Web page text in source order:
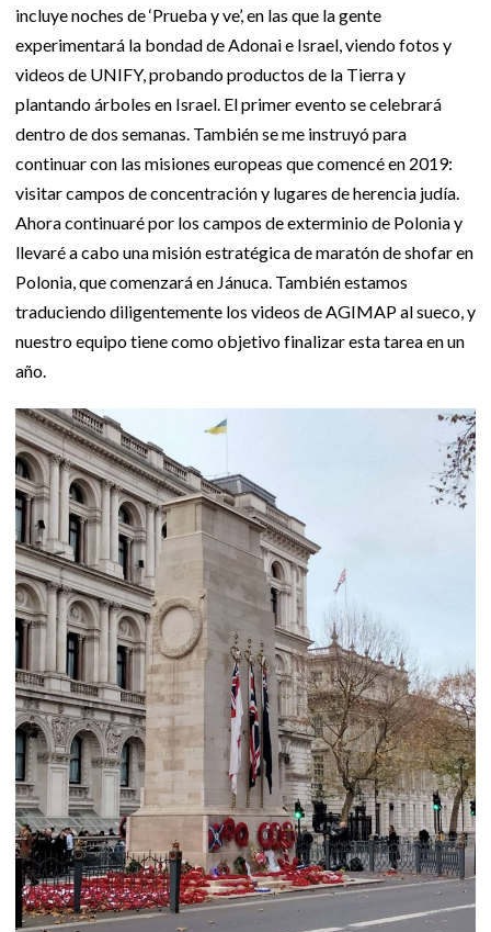
incluye noches de ‘Prueba y ve’, en las que la gente
experimentará la bondad de Adonai e Israel, viendo fotos y
videos de UNIFY, probando productos de la Tierra y
plantando árboles en Israel. El primer evento se celebrará
dentro de dos semanas. También se me instruyó para
continuar con las misiones europeas que comencé en 2019:
visitar campos de concentración y lugares de herencia judía.
Ahora continuaré por los campos de exterminio de Polonia y
llevaré a cabo una misión estratégica de maratón de shofar en
Polonia, que comenzará en Jánuca. También estamos
traduciendo diligentemente los videos de AGIMAP al sueco, y
nuestro equipo tiene como objetivo finalizar esta tarea en un
año.